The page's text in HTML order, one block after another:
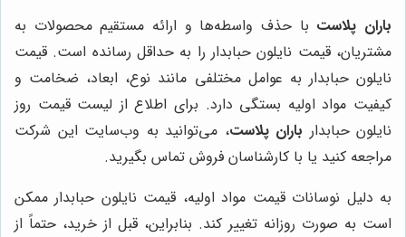
باران پلاست با حذف واسطه‌ها و ارائه مستقیم محصولات به
مشتریان، قیمت نایلون حبابدار را به حداقل رسانده است. قیمت
نایلون حبابدار به عوامل مختلفی مانند نوع، ابعاد، ضخامت و
کیفیت مواد اولیه بستگی دارد. برای اطلاع از لیست قیمت روز
نایلون حبابدار باران پلاست، می‌توانید به وب‌سایت این شرکت
مراجعه کنید یا با کارشناسان فروش تماس بگیرید.
به دلیل نوسانات قیمت مواد اولیه، قیمت نایلون حبابدار ممکن
است به صورت روزانه تغییر کند. بنابراین، قبل از خرید، حتماً از